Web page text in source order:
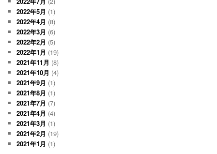
2022年5月 (1)
2022年4月 (8)
2022年3月 (6)
2022年2月 (5)
2022年1月 (19)
2021年11月 (8)
2021年10月 (4)
2021年9月 (1)
2021年8月 (1)
2021年7月 (7)
2021年4月 (4)
2021年3月 (1)
2021年2月 (19)
2021年1月 (1)